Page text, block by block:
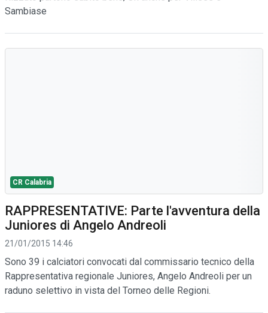
Sambiase
CR Calabria
RAPPRESENTATIVE: Parte l'avventura della
Juniores di Angelo Andreoli
21/01/2015 14:46
Sono 39 i calciatori convocati dal commissario tecnico della
Rappresentativa regionale Juniores, Angelo Andreoli per un
raduno selettivo in vista del Torneo delle Regioni.